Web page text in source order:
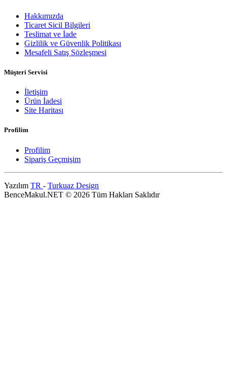
Hakkımızda
Ticaret Sicil Bilgileri
Teslimat ve İade
Gizlilik ve Güvenlik Politikası
Mesafeli Satış Sözleşmesi
Müşteri Servisi
İletişim
Ürün İadesi
Site Haritası
Profilim
Profilim
Sipariş Geçmişim
Yazılım TR - Turkuaz Design
BenceMakul.NET © 2026 Tüm Hakları Saklıdır